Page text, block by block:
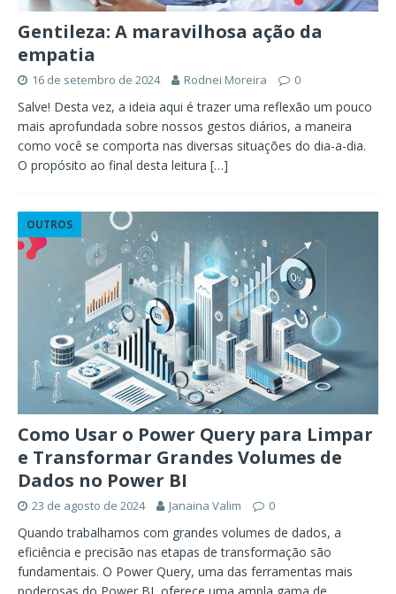
Gentileza: A maravilhosa ação da
empatia
16 de setembro de 2024 Rodnei Moreira 0
Salve! Desta vez, a ideia aqui é trazer uma reflexão um pouco
mais aprofundada sobre nossos gestos diários, a maneira
como você se comporta nas diversas situações do dia-a-dia.
O propósito ao final desta leitura […]
OUTROS
Como Usar o Power Query para Limpar
e Transformar Grandes Volumes de
Dados no Power BI
23 de agosto de 2024 Janaina Valim 0
Quando trabalhamos com grandes volumes de dados, a
eficiência e precisão nas etapas de transformação são
fundamentais. O Power Query, uma das ferramentas mais